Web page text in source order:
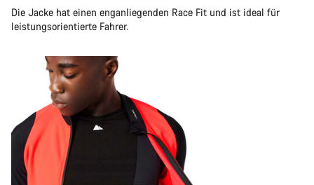
Die Jacke hat einen enganliegenden Race Fit und ist ideal für
leistungsorientierte Fahrer.